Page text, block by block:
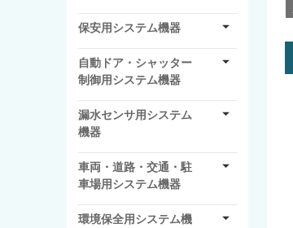
保安用システム機器
自動ドア・シャッター
制御用システム機器
漏水センサ用システム
機器
車両・道路・交通・駐
車場用システム機器
環境保全用システム機